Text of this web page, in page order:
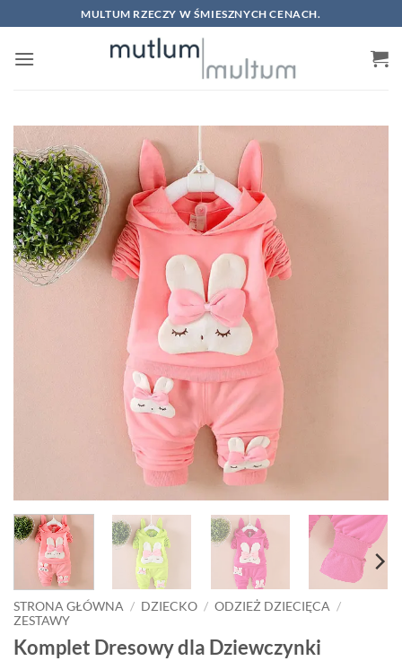
to
content
MULTUM RZECZY W ŚMIESZNYCH CENACH.
STRONA GŁÓWNA / DZIECKO / ODZIEŻ DZIECIĘCA /
ZESTAWY
Komplet Dresowy dla Dziewczynki